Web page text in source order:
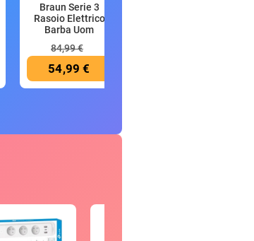
Braun Serie 3
Rasoio Elettrico
Barba Uom
84,99 €
54,99 €